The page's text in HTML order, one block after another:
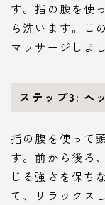
す。指の腹を使
ら洗います。こ
マッサージしま
ステップ3: ヘ
指の腹を使って
す。前から後ろ
じる強さを保ち
て、リラックス